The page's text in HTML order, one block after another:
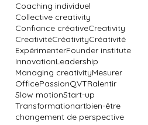
Coaching individuel
Collective creativity
Confiance créativeCreativity
CreativitéCréativityCréativité
ExpérimenterFounder institute
InnovationLeadership
Managing creativityMesurer
OfficePassionQVTRalentir
Slow motionStart-up
Transformationartbien-être
changement de perspective